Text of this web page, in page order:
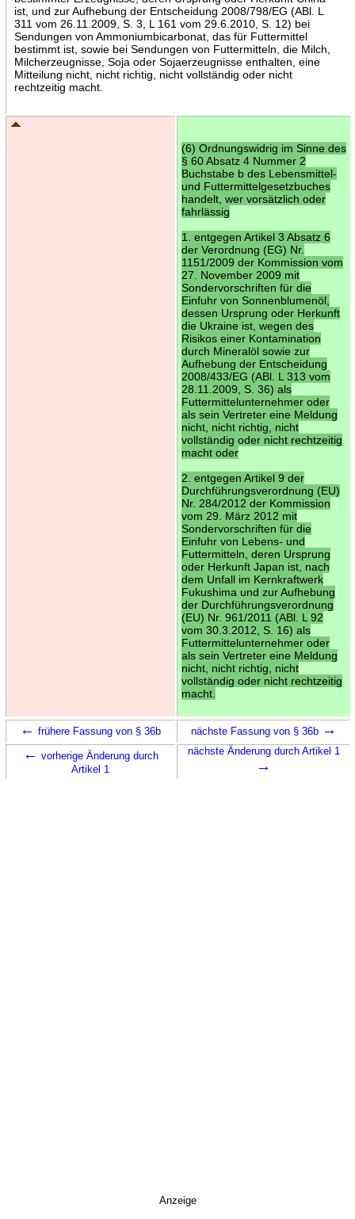
ist, und zur Aufhebung der Entscheidung 2008/798/EG (ABl. L
311 vom 26.11.2009, S. 3, L 161 vom 29.6.2010, S. 12) bei
Sendungen von Ammoniumbicarbonat, das für Futtermittel
bestimmt ist, sowie bei Sendungen von Futtermitteln, die Milch,
Milcherzeugnisse, Soja oder Sojaerzeugnisse enthalten, eine
Mitteilung nicht, nicht richtig, nicht vollständig oder nicht
rechtzeitig macht.
(6) Ordnungswidrig im Sinne des
§ 60 Absatz 4 Nummer 2
Buchstabe b des Lebensmittel-
und Futtermittelgesetzbuches
handelt, wer vorsätzlich oder
fahrlässig
1. entgegen Artikel 3 Absatz 6
der Verordnung (EG) Nr.
1151/2009 der Kommission vom
27. November 2009 mit
Sondervorschriften für die
Einfuhr von Sonnenblumenöl,
dessen Ursprung oder Herkunft
die Ukraine ist, wegen des
Risikos einer Kontamination
durch Mineralöl sowie zur
Aufhebung der Entscheidung
2008/433/EG (ABl. L 313 vom
28.11.2009, S. 36) als
Futtermittelunternehmer oder
als sein Vertreter eine Meldung
nicht, nicht richtig, nicht
vollständig oder nicht rechtzeitig
macht oder
2. entgegen Artikel 9 der
Durchführungsverordnung (EU)
Nr. 284/2012 der Kommission
vom 29. März 2012 mit
Sondervorschriften für die
Einfuhr von Lebens- und
Futtermitteln, deren Ursprung
oder Herkunft Japan ist, nach
dem Unfall im Kernkraftwerk
Fukushima und zur Aufhebung
der Durchführungsverordnung
(EU) Nr. 961/2011 (ABl. L 92
vom 30.3.2012, S. 16) als
Futtermittelunternehmer oder
als sein Vertreter eine Meldung
nicht, nicht richtig, nicht
vollständig oder nicht rechtzeitig
macht.
← frühere Fassung von § 36b nächste Fassung von § 36b →
← vorherige Änderung durch
Artikel 1
nächste Änderung durch Artikel 1
→
Anzeige